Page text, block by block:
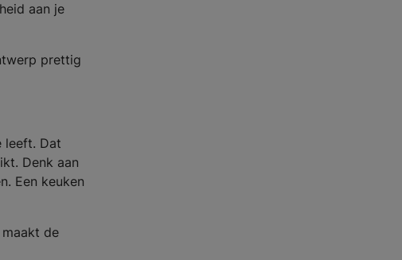
aan je
prettig
leeft. Dat
Denk aan
Een keuken
de